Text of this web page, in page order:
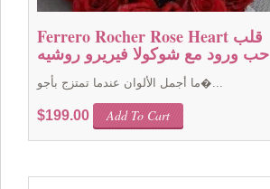
Ferrero Rocher Rose Heart قلب
حب ورود مع شوكولا فيريرو روشيه
ما أجمل الألوان عندما تمتزج بأجو�...
$199.00 Add To Cart